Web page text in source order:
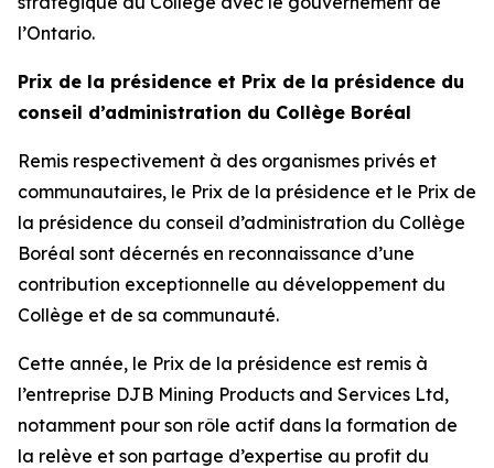
l’Ontario.
Prix de la présidence et Prix de la présidence du
conseil d’administration du Collège Boréal
Remis respectivement à des organismes privés et
communautaires, le Prix de la présidence et le Prix de
la présidence du conseil d’administration du Collège
Boréal sont décernés en reconnaissance d’une
contribution exceptionnelle au développement du
Collège et de sa communauté.
Cette année, le Prix de la présidence est remis à
l’entreprise DJB Mining Products and Services Ltd,
notamment pour son rôle actif dans la formation de
la relève et son partage d’expertise au profit du